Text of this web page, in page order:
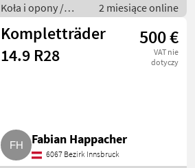
Koła i opony /
Kompletne koła
2 miesiące online
Kompletträder
14.9 R28
500 €
VAT nie
dotyczy
Fabian Happacher
6067 Bezirk Innsbruck